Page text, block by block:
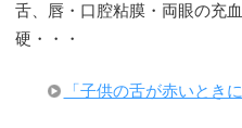
舌、唇・口腔粘膜・両眼の充
硬・・・
「子供の舌が赤いとき